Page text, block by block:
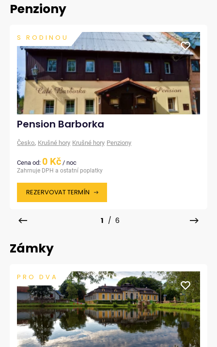
Penziony
S RODINOU
Pension Barborka
Česko, Krušné hory Krušné hory Penziony
Cena od: 0 Kč / noc
Zahrnuje DPH a ostatní poplatky
REZERVOVAT TERMÍN
1 / 6
Zámky
PRO DVA